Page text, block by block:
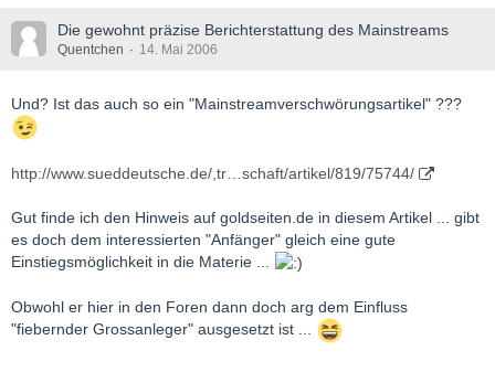
Die gewohnt präzise Berichterstattung des Mainstreams
Quentchen 14. Mai 2006
Und? Ist das auch so ein "Mainstreamverschwörungsartikel" ???
http://www.sueddeutsche.de/,tr…schaft/artikel/819/75744/
Gut finde ich den Hinweis auf goldseiten.de in diesem Artikel ... gibt
es doch dem interessierten "Anfänger" gleich eine gute
Einstiegsmöglichkeit in die Materie ...
Obwohl er hier in den Foren dann doch arg dem Einfluss
"fiebernder Grossanleger" ausgesetzt ist ...